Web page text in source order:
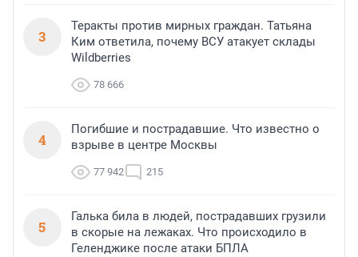
3
Теракты против мирных граждан. Татьяна
Ким ответила, почему ВСУ атакует склады
Wildberries
78 666
4
Погибшие и пострадавшие. Что известно о
взрыве в центре Москвы
77 942 215
5
Галька била в людей, пострадавших грузили
в скорые на лежаках. Что происходило в
Геленджике после атаки БПЛА